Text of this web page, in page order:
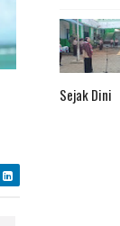
Sejak Dini